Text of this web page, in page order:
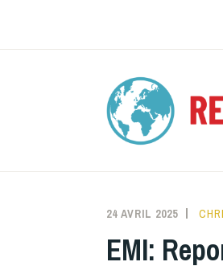
24 AVRIL 2025
EMI: